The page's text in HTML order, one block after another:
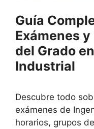
Guía
Exámenes
del Grado
Industrial
Descubre todo
exámenes de
horarios, grupos